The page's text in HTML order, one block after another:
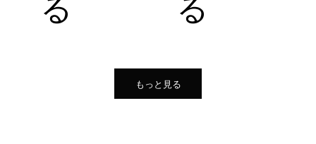
る
る
もっと見る